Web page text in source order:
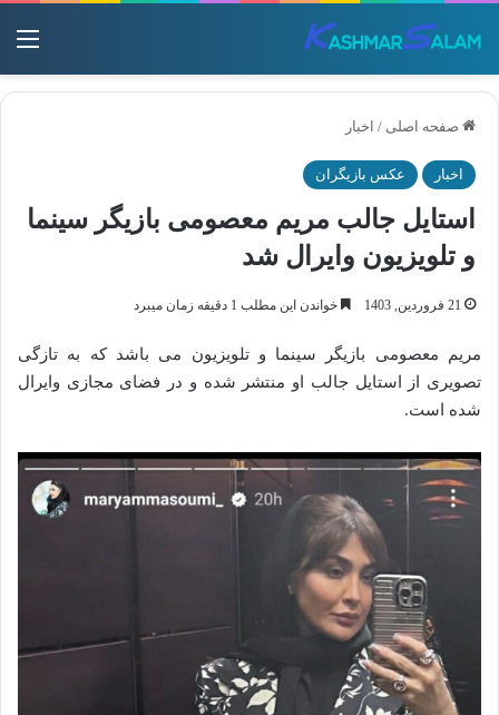
صفحه اصلی / اخبار
اخبار عکس بازیگران
استایل جالب مریم معصومی بازیگر سینما
و تلویزیون وایرال شد
21 فروردین, 1403 خواندن این مطلب 1 دقیقه زمان میبرد
مریم معصومی بازیگر سینما و تلویزیون می باشد که به تازگی
تصویری از استایل جالب او منتشر شده و در فضای مجازی وایرال
شده است.